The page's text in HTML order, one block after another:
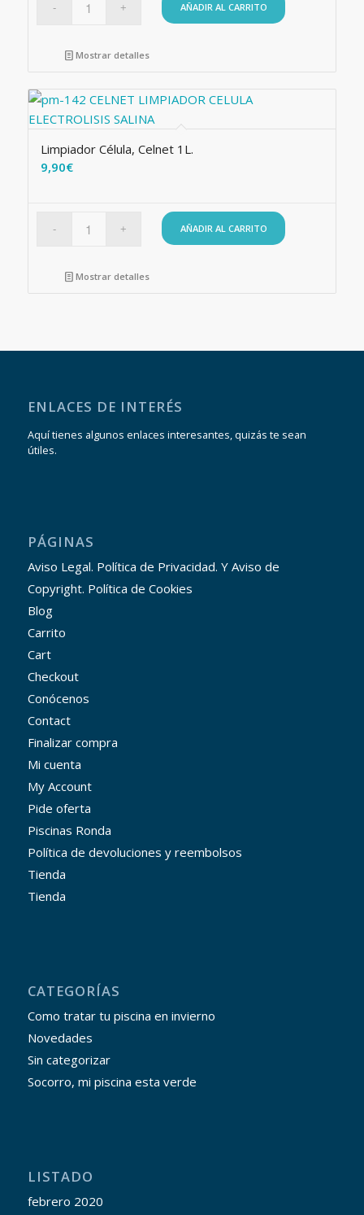
AÑADIR AL CARRITO
Mostrar detalles
Limpiador Célula, Celnet 1L.
9,90€
AÑADIR AL CARRITO
Mostrar detalles
ENLACES DE INTERÉS
Aquí tienes algunos enlaces interesantes, quizás te sean
útiles.
PÁGINAS
Aviso Legal. Política de Privacidad. Y Aviso de
Copyright. Política de Cookies
Blog
Carrito
Cart
Checkout
Conócenos
Contact
Finalizar compra
Mi cuenta
My Account
Pide oferta
Piscinas Ronda
Política de devoluciones y reembolsos
Tienda
Tienda
CATEGORÍAS
Como tratar tu piscina en invierno
Novedades
Sin categorizar
Socorro, mi piscina esta verde
LISTADO
febrero 2020